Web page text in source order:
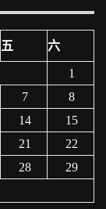
五 六
1
7
8
14
15
21
22
28
29